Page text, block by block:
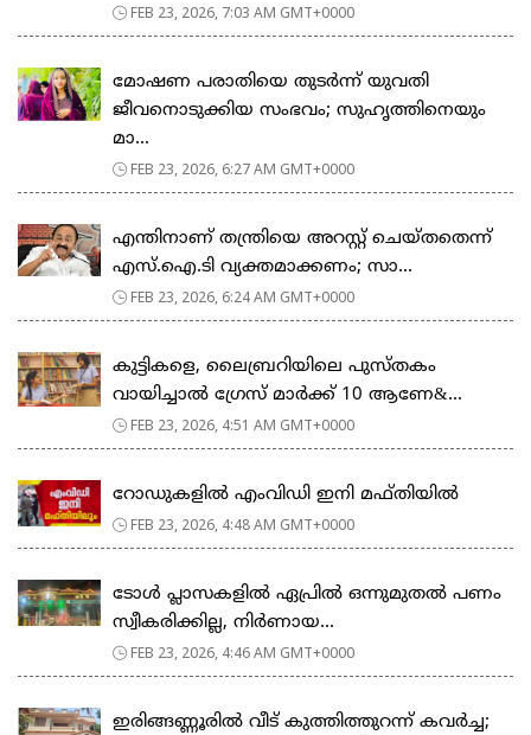
FEB 23, 2026, 7:03 AM GMT+0000
മോഷണ പരാതിയെ തുടര്‍ന്ന് യുവതി
ജീവനൊടുക്കിയ സംഭവം; സുഹൃത്തിനെയും
മാ...
FEB 23, 2026, 6:27 AM GMT+0000
എന്തിനാണ് തന്ത്രിയെ അറസ്റ്റ് ചെയ്തതെന്ന്
എസ്.ഐ.ടി വ്യക്തമാക്കണം; സാ...
FEB 23, 2026, 6:24 AM GMT+0000
കുട്ടികളെ, ലൈബ്രറിയിലെ പുസ്തകം
വായിച്ചാല്‍ ഗ്രേസ് മാര്‍ക്ക് 10 ആണേ&...
FEB 23, 2026, 4:51 AM GMT+0000
റോഡുകളില്‍ എംവിഡി ഇനി മഫ്തിയില്‍
FEB 23, 2026, 4:48 AM GMT+0000
ടോള്‍ പ്ലാസകളില്‍ ഏപ്രില്‍ ഒന്നുമുതല്‍ പണം
സ്വീകരിക്കില്ല, നിര്‍ണായ...
FEB 23, 2026, 4:46 AM GMT+0000
ഇരിങ്ങണ്ണൂരിൽ വീട് കുത്തിത്തുറന്ന് കവർച്ച;